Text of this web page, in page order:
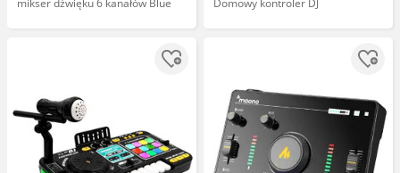
mikser dźwięku 6 kanałów Blue
Domowy kontroler DJ